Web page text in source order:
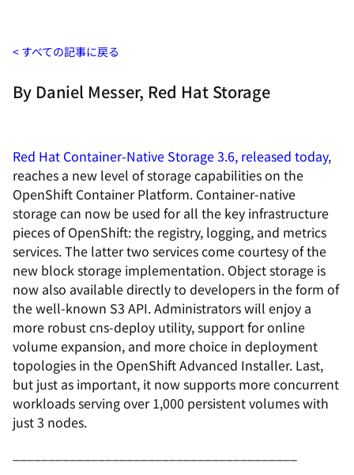
すべての記事に戻る
By Daniel Messer, Red Hat Storage
Red Hat Container-Native Storage 3.6, released today,
reaches a new level of storage capabilities on the
OpenShift Container Platform. Container-native
storage can now be used for all the key infrastructure
pieces of OpenShift: the registry, logging, and metrics
services. The latter two services come courtesy of the
new block storage implementation. Object storage is
now also available directly to developers in the form of
the well-known S3 API. Administrators will enjoy a
more robust cns-deploy utility, support for online
volume expansion, and more choice in deployment
topologies in the OpenShift Advanced Installer. Last,
but just as important, it now supports more concurrent
workloads serving over 1,000 persistent volumes with
just 3 nodes.